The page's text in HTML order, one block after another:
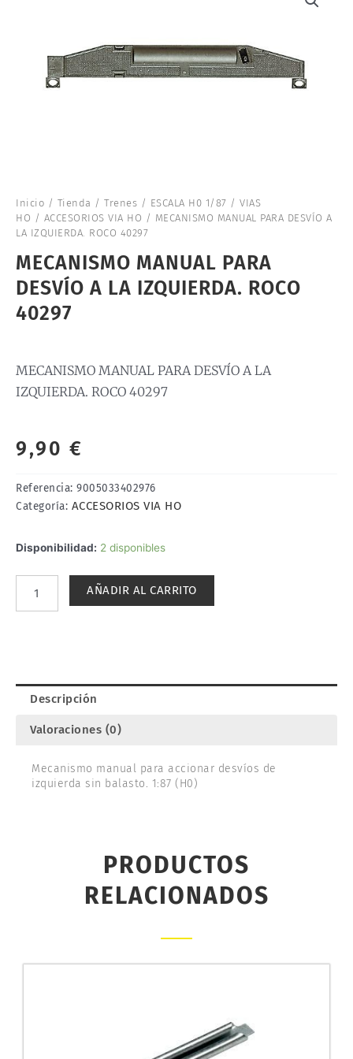
Inicio / Tienda / Trenes / ESCALA H0 1/87 / VIAS
HO / ACCESORIOS VIA HO / MECANISMO MANUAL PARA DESVÍO A
LA IZQUIERDA. ROCO 40297
MECANISMO MANUAL PARA
DESVÍO A LA IZQUIERDA. ROCO
40297
MECANISMO MANUAL PARA DESVÍO A LA
IZQUIERDA. ROCO 40297
9,90 €
Referencia: 9005033402976
Categoría: ACCESORIOS VIA HO
Disponibilidad: 2 disponibles
MECANISMO
DESVÍO
40297
cantidad
AÑADIR AL CARRITO
Descripción
Valoraciones (0)
Mecanismo manual para accionar desvíos de
izquierda sin balasto. 1:87 (H0)
PRODUCTOS
RELACIONADOS